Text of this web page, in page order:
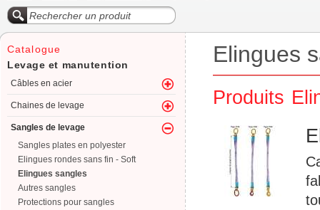
Catalogue
Levage et manutention
Câbles en acier
Chaines de levage
Sangles de levage
Sangles plates en polyester
Elingues rondes sans fin - Soft
Elingues sangles
Autres sangles
Protections pour sangles
Elingues
Produits